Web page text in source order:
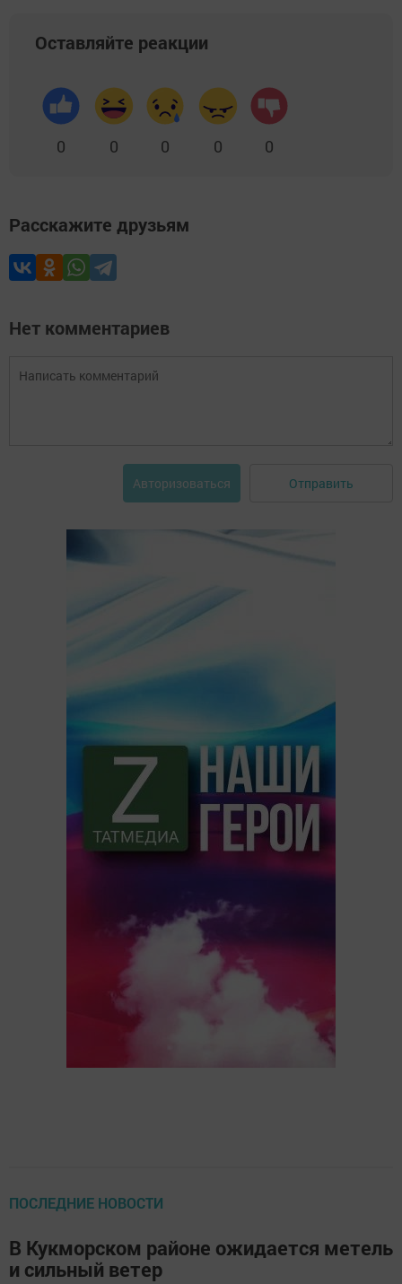
Оставляйте реакции
0 0 0 0 0
Расскажите друзьям
Нет комментариев
Авторизоваться Отправить
ПОСЛЕДНИЕ НОВОСТИ
В Кукморском районе ожидается метель
и сильный ветер